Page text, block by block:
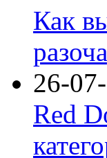
Как
26-
Red